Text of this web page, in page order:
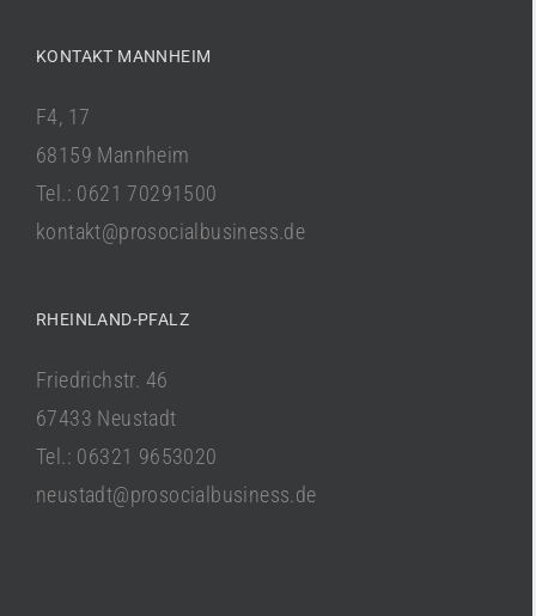
KONTAKT MANNHEIM
F4, 17
68159 Mannheim
Tel.: 0621 70291500
kontakt@prosocialbusiness.de
RHEINLAND-PFALZ
Friedrichstr. 46
67433 Neustadt
Tel.: 06321 9653020
neustadt@prosocialbusiness.de